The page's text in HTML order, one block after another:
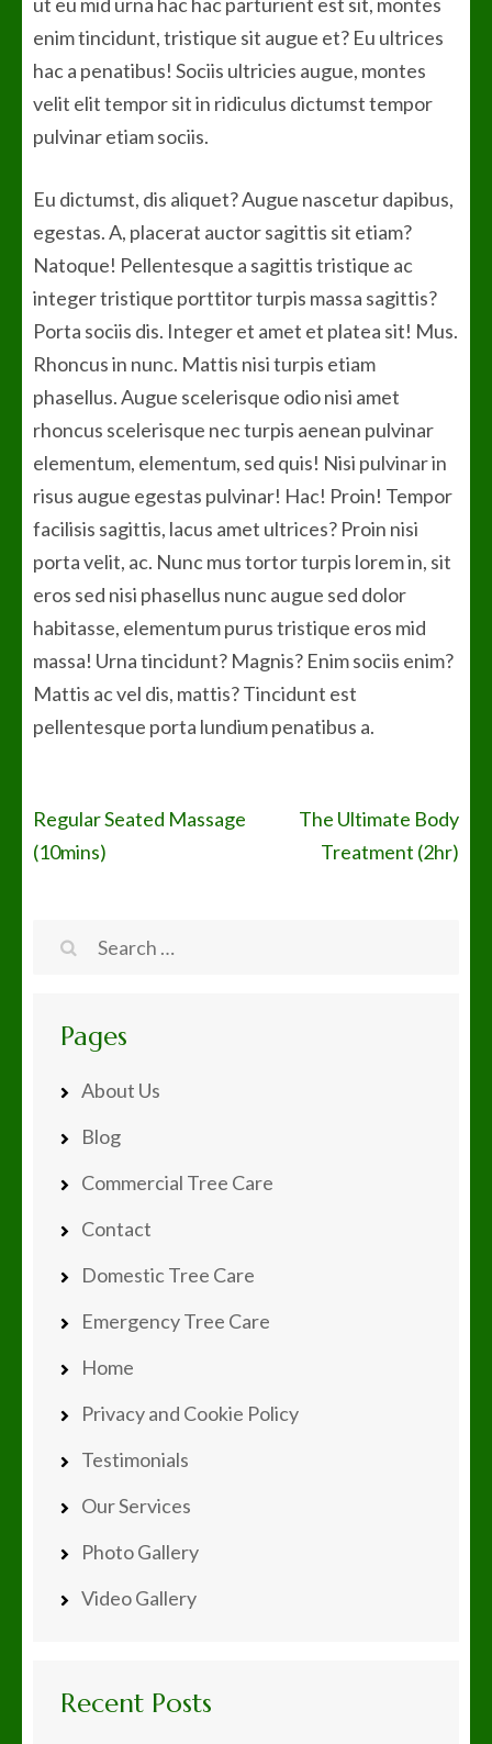
enim tincidunt, tristique sit augue et? Eu ultrices
hac a penatibus! Sociis ultricies augue, montes
velit elit tempor sit in ridiculus dictumst tempor
pulvinar etiam sociis.
Eu dictumst, dis aliquet? Augue nascetur dapibus,
egestas. A, placerat auctor sagittis sit etiam?
Natoque! Pellentesque a sagittis tristique ac
integer tristique porttitor turpis massa sagittis?
Porta sociis dis. Integer et amet et platea sit! Mus.
Rhoncus in nunc. Mattis nisi turpis etiam
phasellus. Augue scelerisque odio nisi amet
rhoncus scelerisque nec turpis aenean pulvinar
elementum, elementum, sed quis! Nisi pulvinar in
risus augue egestas pulvinar! Hac! Proin! Tempor
facilisis sagittis, lacus amet ultrices? Proin nisi
porta velit, ac. Nunc mus tortor turpis lorem in, sit
eros sed nisi phasellus nunc augue sed dolor
habitasse, elementum purus tristique eros mid
massa! Urna tincidunt? Magnis? Enim sociis enim?
Mattis ac vel dis, mattis? Tincidunt est
pellentesque porta lundium penatibus a.
Post
Regular Seated Massage
(10mins)
The Ultimate Body
Treatment (2hr)
Search
Pages
About Us
Blog
Commercial Tree Care
Contact
Domestic Tree Care
Emergency Tree Care
Home
Privacy and Cookie Policy
Testimonials
Our Services
Photo Gallery
Video Gallery
Recent Posts